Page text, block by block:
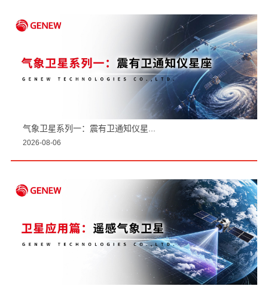
气象卫星系列一：震有卫通知仪星...
2026-08-06